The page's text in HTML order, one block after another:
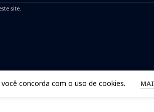
site.
concorda com o uso de cookies.